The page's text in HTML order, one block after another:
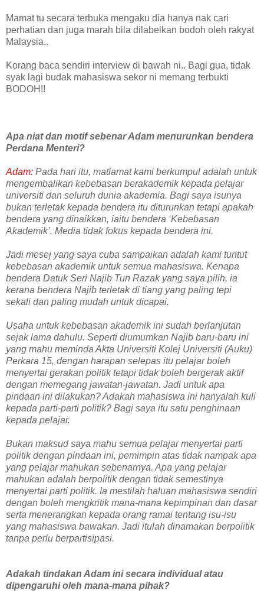
Mamat tu secara terbuka mengaku dia hanya nak cari
perhatian dan juga marah bila dilabelkan bodoh oleh rakyat
Malaysia..
Korang baca sendiri interview di bawah ni.. Bagi gua, tidak
syak lagi budak mahasiswa sekor ni memang terbukti
BODOH!!
Apa niat dan motif sebenar Adam menurunkan bendera
Perdana Menteri?
Adam: Pada hari itu, matlamat kami berkumpul adalah untuk
mengembalikan kebebasan berakademik kepada pelajar
universiti dan seluruh dunia akademia. Bagi saya isunya
bukan terletak kepada bendera itu diturunkan tetapi apakah
bendera yang dinaikkan, iaitu bendera ‘Kebebasan
Akademik’. Media tidak fokus kepada bendera ini.
Jadi mesej yang saya cuba sampaikan adalah kami tuntut
kebebasan akademik untuk semua mahasiswa. Kenapa
bendera Datuk Seri Najib Tun Razak yang saya pilih, ia
kerana bendera Najib terletak di tiang yang paling tepi
sekali dan paling mudah untuk dicapai.
Usaha untuk kebebasan akademik ini sudah berlanjutan
sejak lama dahulu. Seperti diumumkan Najib baru-baru ini
yang mahu meminda Akta Universiti Kolej Universiti (Auku)
Perkara 15, dengan harapan selepas itu pelajar boleh
menyertai gerakan politik tetapi tidak boleh bergerak aktif
dengan memegang jawatan-jawatan. Jadi untuk apa
pindaan ini dilakukan? Adakah mahasiswa ini hanyalah kuli
kepada parti-parti politik? Bagi saya itu satu penghinaan
kepada pelajar.
Bukan maksud saya mahu semua pelajar menyertai parti
politik dengan pindaan ini, pemimpin atas tidak nampak apa
yang pelajar mahukan sebenarnya. Apa yang pelajar
mahukan adalah berpolitik dengan tidak semestinya
menyertai parti politik. Ia mestilah haluan mahasiswa sendiri
dengan boleh mengkritik mana-mana kepimpinan dan dasar
serta menerangkan kepada orang ramai tentang isu-isu
yang mahasiswa bawakan. Jadi itulah dinamakan berpolitik
tanpa perlu berpartisipasi.
Adakah tindakan Adam ini secara individual atau
dipengaruhi oleh mana-mana pihak?